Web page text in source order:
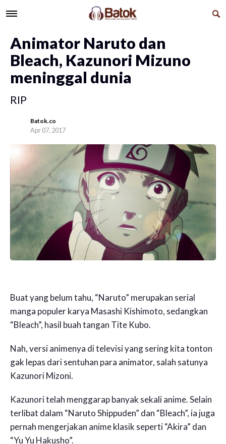
Animator Naruto dan
Bleach, Kazunori Mizuno
meninggal dunia
RIP
Batok.co
Apr 07, 2017
Buat yang belum tahu, “Naruto” merupakan serial
manga populer karya Masashi Kishimoto, sedangkan
“Bleach”, hasil buah tangan Tite Kubo.
Nah, versi animenya di televisi yang sering kita tonton
gak lepas dari sentuhan para animator, salah satunya
Kazunori Mizoni.
Kazunori telah menggarap banyak sekali anime. Selain
terlibat dalam “Naruto Shippuden” dan “Bleach”, ia juga
pernah mengerjakan anime klasik seperti “Akira” dan
“Yu Yu Hakusho”.